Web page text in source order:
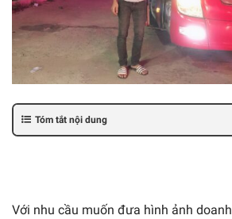
Tóm tắt nội dung
Với nhu cầu muốn đưa hình ảnh doanh